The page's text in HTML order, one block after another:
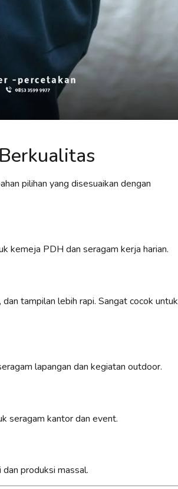
pilihan yang disesuaikan dengan
kemeja PDH dan seragam kerja harian.
tampilan lebih rapi. Sangat cocok untuk
lapangan dan kegiatan outdoor.
seragam kantor dan event.
produksi massal.